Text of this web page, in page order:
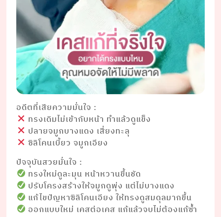
อดีตที่เสียความมั่นใจ :
ทรงเดิมไม่เข้ากับหน้า ทำแล้วดูแข็ง
ปลายจมูกบางแดง เสี่ยงทะลุ
ซิลิโคนเบี้ยว จมูกเอียง
ปัจจุบันสวยมั่นใจ :
ทรงใหม่ดูละมุน หน้าหวานขึ้นชัด
ปรับโครงสร้างให้จมูกดูพุ่ง แต่ไม่บางแดง
แก้ไขปัญหาซิลิโคนเอียง ให้ทรงดูสมดุลมากขึ้น
ออกแบบใหม่ เคสต่อเคส แก้แล้วจบไม่ต้องแก้ซ้ำ